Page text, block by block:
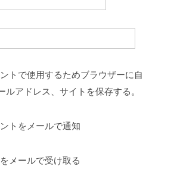
トで使用するためブラウザーに自
ルアドレス、サイトを保存する。
トをメールで通知
メールで受け取る